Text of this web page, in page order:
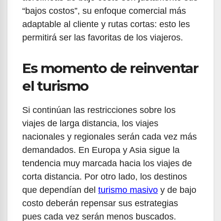
“bajos costos”, su enfoque comercial más
adaptable al cliente y rutas cortas: esto les
permitirá ser las favoritas de los viajeros.
Es momento de reinventar
el turismo
Si continúan las restricciones sobre los
viajes de larga distancia, los viajes
nacionales y regionales serán cada vez más
demandados. En Europa y Asia sigue la
tendencia muy marcada hacia los viajes de
corta distancia. Por otro lado, los destinos
que dependían del turismo masivo y de bajo
costo deberán repensar sus estrategias
pues cada vez serán menos buscados.